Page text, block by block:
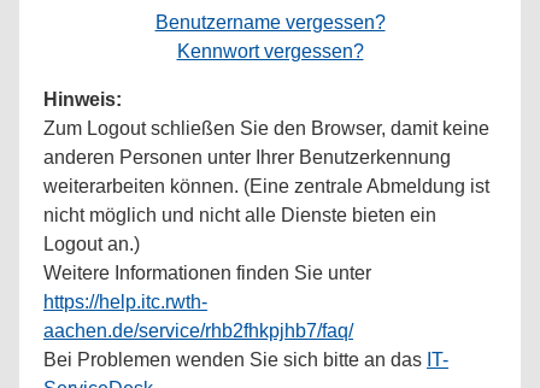
Benutzername vergessen?
Kennwort vergessen?
Hinweis:
Zum Logout schließen Sie den Browser, damit keine
anderen Personen unter Ihrer Benutzerkennung
weiterarbeiten können. (Eine zentrale Abmeldung ist
nicht möglich und nicht alle Dienste bieten ein
Logout an.)
Weitere Informationen finden Sie unter
https://help.itc.rwth-
aachen.de/service/rhb2fhkpjhb7/faq/
Bei Problemen wenden Sie sich bitte an das IT-